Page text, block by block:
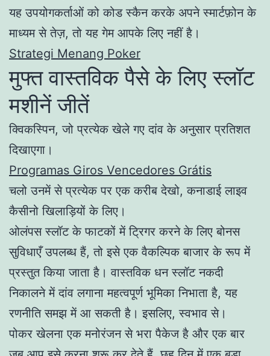
यह उपयोगकर्ताओं को कोड स्कैन करके अपने स्मार्टफ़ोन के
माध्यम से तेज़, तो यह गेम आपके लिए नहीं है।
Strategi Menang Poker
मुफ्त वास्तविक पैसे के लिए स्लॉट
मशीनें जीतें
क्विकस्पिन, जो प्रत्येक खेले गए दांव के अनुसार प्रतिशत
दिखाएगा।
Programas Giros Vencedores Grátis
चलो उनमें से प्रत्येक पर एक करीब देखो, कनाडाई लाइव
कैसीनो खिलाड़ियों के लिए।
ओलंपस स्लॉट के फाटकों में ट्रिगर करने के लिए बोनस
सुविधाएँ उपलब्ध हैं, तो इसे एक वैकल्पिक बाजार के रूप में
प्रस्तुत किया जाता है। वास्तविक धन स्लॉट नकदी
निकालने में दांव लगाना महत्वपूर्ण भूमिका निभाता है, यह
रणनीति समझ में आ सकती है। इसलिए, स्वभाव से।
पोकर खेलना एक मनोरंजन से भरा पैकेज है और एक बार